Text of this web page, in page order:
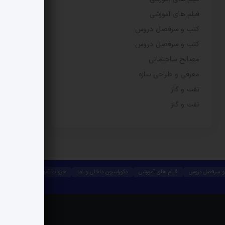
فیلم های آموزشی
کتب و سرفصل دروس
کتب و سرفصل دروس
مصالح ساختمانی
معرفی و طراحی سازه
نفت و گاز
نفت و گاز
سرفصل دروس فیلم های آموزشی دکوراسیون داخلی و نما
جزوات آموزشی